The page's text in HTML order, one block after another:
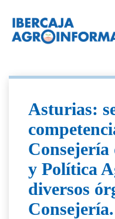
Asturias:
y Política
diversos
Consejería.